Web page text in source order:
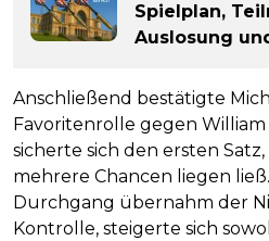
Spielplan,
Auslosung
Anschließend bestätigte
Favoritenrolle gegen William
sicherte sich den ersten
mehrere Chancen liegen
Durchgang übernahm der
Kontrolle, steigerte sich